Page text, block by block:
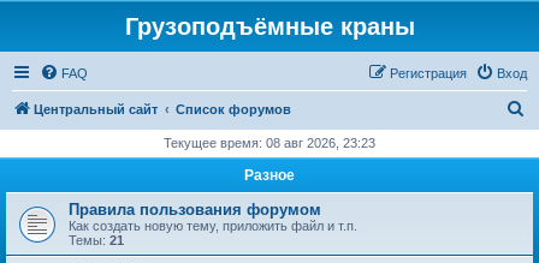
Грузоподъёмные краны
FAQ Вход
Регистрация
Центральный сайт Список форумов
с
Текущее время: 08 авг 2026, 23:23
Разное
Правила пользования форумом
Как создать новую тему, приложить файл и т.п.
Темы: 21